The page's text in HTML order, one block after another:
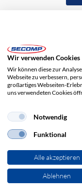
Impressum
© 2026 SECOMP
Wir verwenden Cookies
Wir können diese zur
Webseite zu verbessern,
großartiges Webseiten-
uns verwendeten Cookies
Notwendig
Funktional
Alle akzeptieren
Ablehnen